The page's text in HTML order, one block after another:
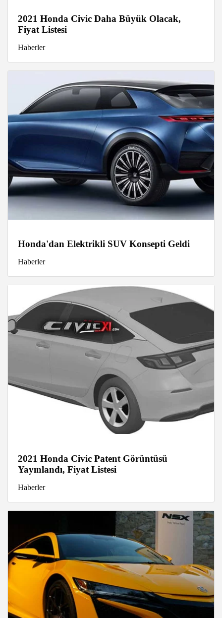
2021 Honda Civic Daha Büyük Olacak,
Fiyat Listesi
Haberler
Honda'dan Elektrikli SUV Konsepti Geldi
Haberler
2021 Honda Civic Patent Görüntüsü
Yayınlandı, Fiyat Listesi
Haberler